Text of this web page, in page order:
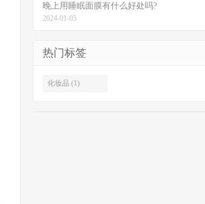
晚上用睡眠面膜有什么好处吗?
2024-01-05
热门标签
化妆品 (1)